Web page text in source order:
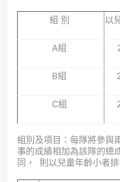
組 別 以
A組
B組
C組
組別及項目：每隊將參與
事的成績相加為該隊的總
同， 則以兒童年齡小者排